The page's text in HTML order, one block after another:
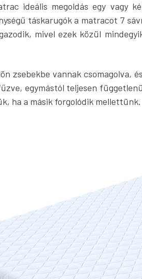
ideális megoldás egy vagy
táskarugók a matracot 7
mivel ezek közül
zsebekbe vannak csomagolva,
egymástól teljesen
ha a másik forgolódik mellettünk.